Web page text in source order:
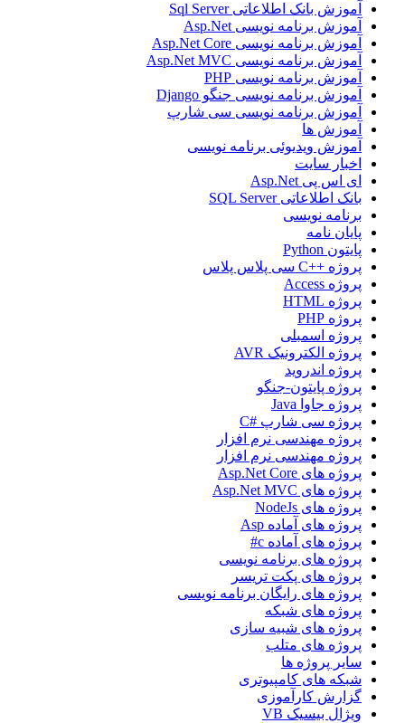
آموزش بانک اطلاعاتی Sql Server
آموزش برنامه نویسی Asp.Net
آموزش برنامه نویسی Asp.Net Core
آموزش برنامه نویسی Asp.Net MVC
آموزش برنامه نویسی PHP
آموزش برنامه نویسی جنگو Django
آموزش برنامه نویسی سی شارپ
آموزش ها
آموزش ویدیوئی برنامه نویسی
اخبار سایت
ای اس پی Asp.Net
بانک اطلاعاتی SQL Server
برنامه نویسی
پایان نامه
پایتون Python
پروژه ++C سی پلاس پلاس
پروژه Access
پروژه HTML
پروژه PHP
پروژه اسمبلی
پروژه الکترونیک AVR
پروژه اندروید
پروژه پایتون-جنگو
پروژه جاوا Java
پروژه سی شارپ #C
پروژه مهندسی نرم افزار
پروژه مهندسی نرم افزار
پروژه های Asp.Net Core
پروژه های Asp.Net MVC
پروژه های NodeJs
پروژه های آماده Asp
پروژه های آماده c#
پروژه های برنامه نویسی
پروژه های پکت تریسر
پروژه های رایگان برنامه نویسی
پروژه های شبکه
پروژه های شبیه سازی
پروژه های متلب
سایر پروژه ها
شبکه های کامپیوتری
گزارش کارآموزی
ویژال بیسیک VB